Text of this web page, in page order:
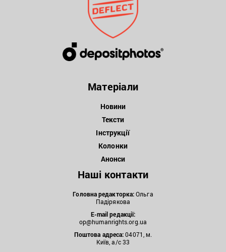
Матеріали
Новини
Тексти
Інструкції
Колонки
Анонси
Наші контакти
Головна редакторка:Ольга
Падірякова
E-mail редакції:
op@humanrights.org.ua
Поштова адреса:04071, м.
Київ, а/с 33